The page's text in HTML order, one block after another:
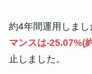
約4年間運用しま
マンスは-25.07%(
止しました。